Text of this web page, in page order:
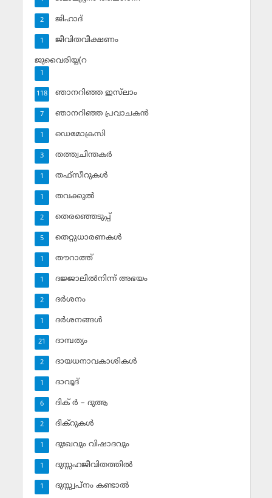
ജിഹാദ്‌
2
ജീവിതവീക്ഷണം
1
ജുവൈരിയ്യ(റ
1
ഞാനറിഞ്ഞ ഇസ്‌ലാം
118
ഞാനറിഞ്ഞ പ്രവാചകന്‍
7
ഡെമോക്രസി
1
തത്ത്വചിന്തകര്‍
3
തഫ്‌സീറുകള്‍
1
തവക്കുല്‍
1
തെരഞ്ഞെടുപ്പ്
2
തെറ്റുധാരണകള്‍
5
തൗറാത്ത്
1
ദജ്ജാലില്‍നിന്ന് അഭയം
1
ദര്‍ശനം
2
ദര്‍ശനങ്ങള്‍
1
ദാമ്പത്യം
21
ദായധനാവകാശികള്‍
2
ദാവൂദ്‌
1
ദിക് ര്‍ – ദുആ
6
ദിക്‌റുകള്‍
2
ദുഃഖവും വിഷാദവും
1
ദുസ്സഹജീവിതത്തില്‍
1
ദുസ്സ്വപ്‌നം കണ്ടാല്‍
1